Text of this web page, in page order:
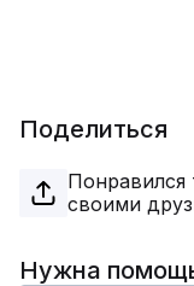
Поделиться
Понравился
своими
Нужна